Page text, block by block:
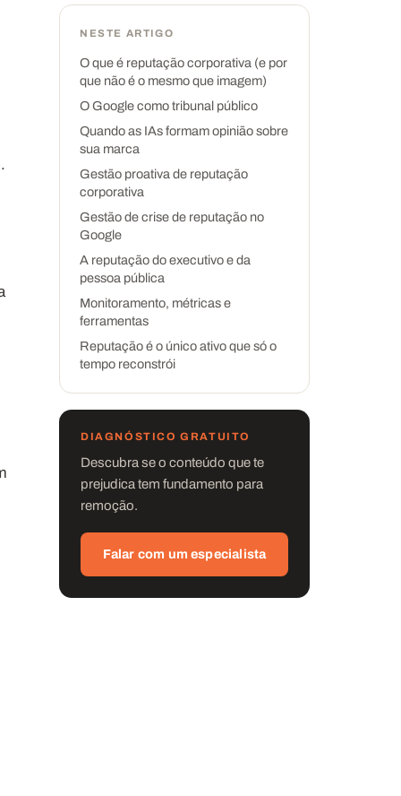
NESTE ARTIGO
O que é reputação corporativa (e por
que não é o mesmo que imagem)
O Google como tribunal público
Quando as IAs formam opinião sobre
sua marca
Gestão proativa de reputação
corporativa
Gestão de crise de reputação no
Google
A reputação do executivo e da
pessoa pública
Monitoramento, métricas e
ferramentas
Reputação é o único ativo que só o
tempo reconstrói
DIAGNÓSTICO GRATUITO
Descubra se o conteúdo que te
prejudica tem fundamento para
remoção.
Falar com um especialista